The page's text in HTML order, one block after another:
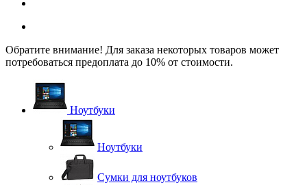
Обратите внимание! Для заказа некоторых товаров может
потребоваться предоплата до 10% от стоимости.
Ноутбуки
Ноутбуки
Сумки для ноутбуков